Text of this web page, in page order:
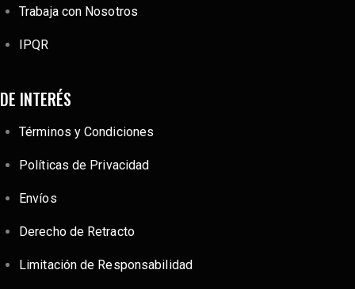
Trabaja con Nosotros
IPQR
DE INTERÉS
Términos y Condiciones
Políticas de Privacidad
Envíos
Derecho de Retracto
Limitación de Responsabilidad